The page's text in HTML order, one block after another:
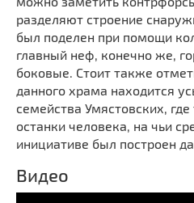
Театры
Галереи
Концертные залы
разделяют строение
был поделен при помощи
главный неф, конечно же,
боковые. Стоит также
данного храма находится
семейства Умястовских,
останки человека, на чьи
инициативе был построен
Видео